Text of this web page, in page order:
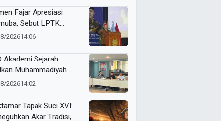
Fajar Apresiasi
Sebut LPTK
Kemajuan
202614:06
Akademi Sejarah
Muhammadiyah
di PTMA
202614:02
Tapak Suci XVI:
Akar Tradisi,